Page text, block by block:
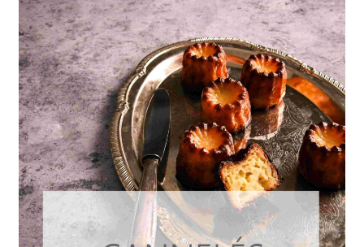
cannelés